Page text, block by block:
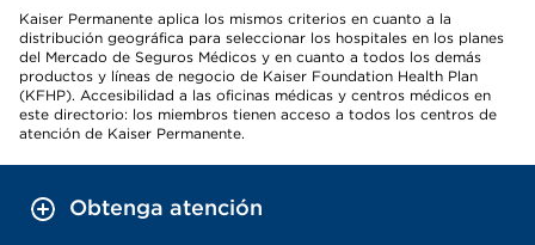
Kaiser Permanente aplica los mismos criterios en cuanto a la
distribución geográfica para seleccionar los hospitales en los planes
del Mercado de Seguros Médicos y en cuanto a todos los demás
productos y líneas de negocio de Kaiser Foundation Health Plan
(KFHP). Accesibilidad a las oficinas médicas y centros médicos en
este directorio: los miembros tienen acceso a todos los centros de
atención de Kaiser Permanente.
Obtenga atención